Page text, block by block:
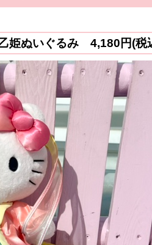
姫ぬいぐるみ 4,180円(税